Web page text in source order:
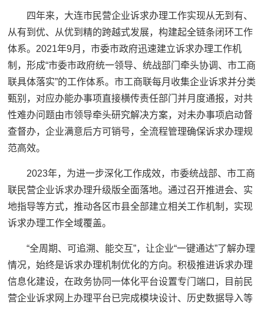
四年来，大连市民营企业诉求办理工作实现从无到有、
从有到优、从优到精的跨越式发展，构建起全链条闭环工作
体系。2021年9月，市委市政府迅速建立诉求办理工作机
制，形成“市委市政府统一领导、统战部门牵头协调、市工商
联具体落实”的工作体系。市工商联每月收集企业诉求并分类
甄别，对应办能办事项直接横传责任部门并月度通报，对共
性难办问题由市领导牵头研究解决方案，对未办事项启动督
查督办，企业满意后方可销号，全流程管理确保诉求办理规
范高效。
2023年，为进一步深化工作成效，市委统战部、市工商
联民营企业诉求办理升级版全面落地。通过召开推进会、实
地指导等方式，推动各区市县全部建立相关工作机制，实现
诉求办理工作全域覆盖。
“全周期、可追溯、能交互”，让企业“一键通达”了解办理
情况，始终是诉求办理机制优化的方向。积极推进诉求办理
信息化建设，在政务协同一体化平台设置专门端口，目前民
营企业诉求网上办理平台已完成模块设计、历史数据导入等